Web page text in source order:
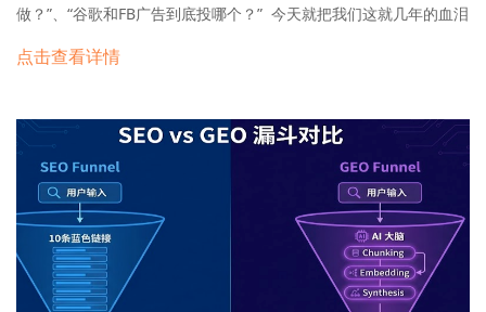
做？”、“谷歌和FB广告到底投哪个？” 今天就把我们这就几年的血泪
清本质：是“摆地摊”还是“开专卖店”？ 🏠 好多人觉得平台用了好几
疯狂比价，你没有主动权。 做独立站是自己开“品牌旗舰店”！✨ 流
量是你的，客户也是你的。 我有个做户外家具的朋友，死守平台时
平均客单价才5000刀，转做独立站+谷歌广告后，客单价直接飙到
15000刀！📈 为什么？因为独立站能通过内容筛选客户，把你展现
得更专业，而不是只会拼价格。 2️⃣ 选对渠道：谷歌还是FB？看这
三点！ 🎯 别瞎投钱了！选渠道有逻辑的： 看市场： 欧美发达国
家、搜素意图强的，必须上 Google；南美、东南亚这些喜欢泡社媒
的，Facebook 更容易种草。看客户： 想抓专业采购经理、大B客
点击查看详情